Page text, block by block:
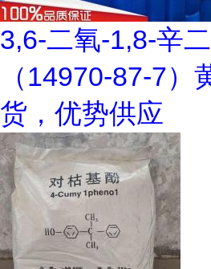
3,6-二氧-1,8-辛
（14970-87-7）
货，优势供应